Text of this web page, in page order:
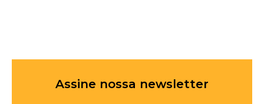
Assine nossa newsletter